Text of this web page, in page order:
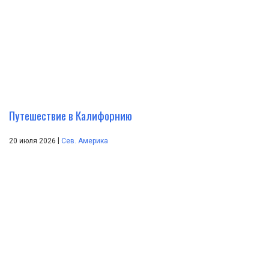
Путешествие в Калифорнию
20 июля 2026 | Сев. Америка